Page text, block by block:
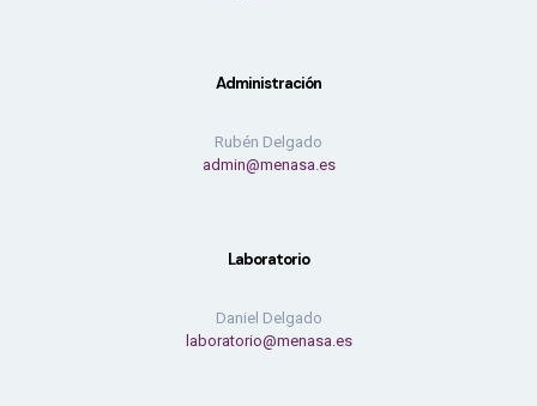
Administración
Rubén Delgado
admin@menasa.es
Laboratorio
Daniel Delgado
laboratorio@menasa.es